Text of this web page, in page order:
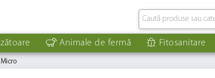
Animale de fermă Fitosanitare
Micro